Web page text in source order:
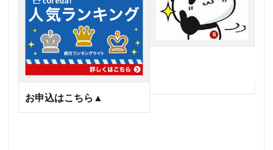
お申込はこちら▲